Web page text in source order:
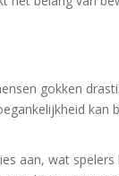
gokken
aan, wat